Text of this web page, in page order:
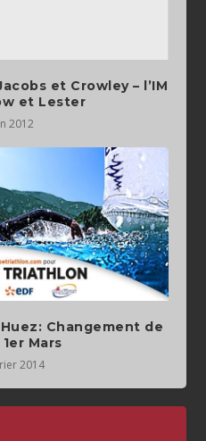
et Crowley – l’IM
et Lester
2012
Changement de
Mars
2014